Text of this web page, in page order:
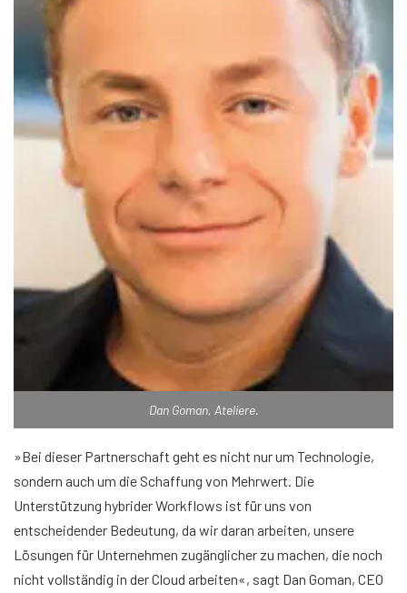
Dan Goman, Ateliere.
»Bei dieser Partnerschaft geht es nicht nur um Technologie,
sondern auch um die Schaffung von Mehrwert. Die
Unterstützung hybrider Workflows ist für uns von
entscheidender Bedeutung, da wir daran arbeiten, unsere
Lösungen für Unternehmen zugänglicher zu machen, die noch
nicht vollständig in der Cloud arbeiten«, sagt Dan Goman, CEO